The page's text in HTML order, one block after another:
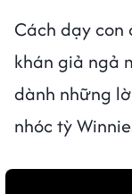
Cách dạy
khán giả ngả
dành những
nhóc tỳ